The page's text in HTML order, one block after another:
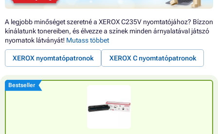
A legjobb minőséget szeretné a XEROX C235V nyomtatójához? Bízzon
kínálatunk tonereiben, és élvezze a színek minden árnyalatával játszó
nyomatok látványát! Mutass többet
XEROX nyomtatópatronok XEROX C nyomtatópatronok
Bestseller